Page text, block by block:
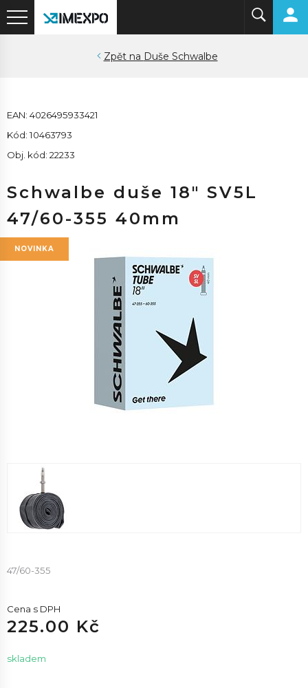
Duše Schwalbe
EAN: 4026495933421
Kód: 10463793
Obj. kód: 22233
Schwalbe duše 18" SV5L
47/60-355 40mm
NOVINKA
47/60-355
Cena s DPH
225.00 Kč
skladem